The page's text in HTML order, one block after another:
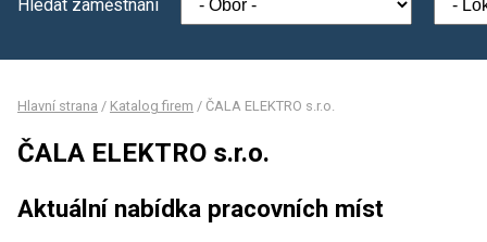
Hledat zaměstnání
Hlavní strana / Katalog firem / ČALA ELEKTRO s.r.o.
ČALA ELEKTRO s.r.o.
Aktuální nabídka pracovních míst